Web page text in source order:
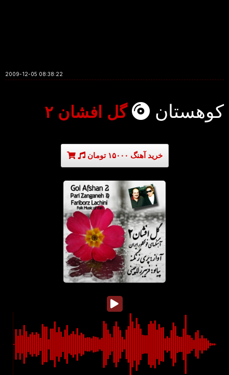
2009-12-05 08:38:22
کوهستان گل افشان ۲
خرید آهنگ ۱۵۰۰۰ تومان